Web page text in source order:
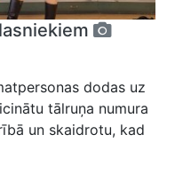
dodas uz
tālruņa numura
un skaidrotu, kad